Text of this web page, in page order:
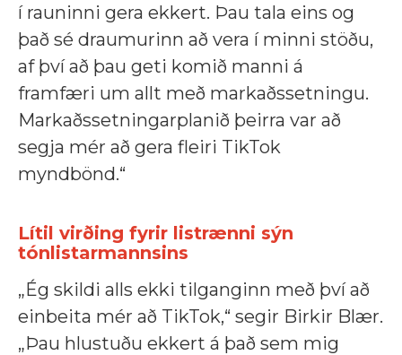
í rauninni gera ekkert. Þau tala eins og
það sé draumurinn að vera í minni stöðu,
af því að þau geti komið manni á
framfæri um allt með markaðssetningu.
Markaðssetningarplanið þeirra var að
segja mér að gera fleiri TikTok
myndbönd.“
Lítil virðing fyrir listrænni sýn
tónlistarmannsins
„Ég skildi alls ekki tilganginn með því að
einbeita mér að TikTok,“ segir Birkir Blær.
„Þau hlustuðu ekkert á það sem mig